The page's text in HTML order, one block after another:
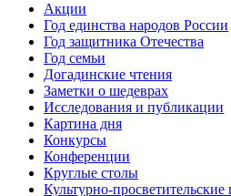
Акции
Год единства народов России
Год защитника Отечества
Год семьи
Догадинские чтения
Заметки о шедеврах
Исследования и публикации
Картина дня
Конкурсы
Конференции
Круглые столы
Культурно-